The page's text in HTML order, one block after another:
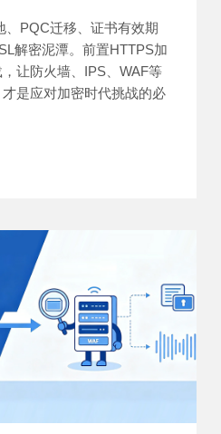
、PQC迁移、证书有效期
解密泥潭。前置HTTPS加
让防火墙、IPS、WAF等
是应对加密时代挑战的必